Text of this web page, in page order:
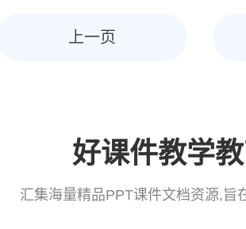
上一页
好课件教学
汇集海量精品PPT课件文档资源,旨